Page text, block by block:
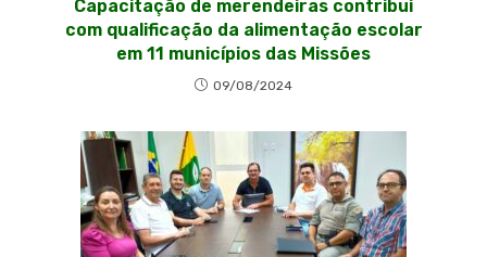
Capacitação de merendeiras contribui
com qualificação da alimentação escolar
em 11 municípios das Missões
09/08/2024